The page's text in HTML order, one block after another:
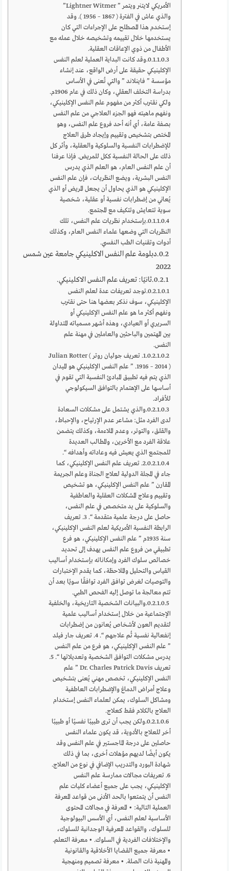
الأمريكي لايتنر ويتمر ” Lightner Witmer”
والذي عاش في الفترة ( 1867 – 1956 ). وقد
إستخدم هذا المصطلح على الإجراءات التي كان
يستخدمها خلال تقييمه وتشخيصه خلال عمله مع
الأطفال من ذوي الإعاقات العقلية.
وقد كانت البداية العملية لعلم النفس
الإكلينيكي حقيقة على أرض الواقع، عند إنشاء
مؤسسة ” فاينلاند ” والتي تُعنى في الأساس
بدراسة التخلف العقلي، وكان ذلك في عام 1906م.
ولكي نقترب أكثر من مفهوم علم النفس الإكلينيكي،
ونفهم ماهيته فهو الجزء العلاجي من علم النفس
بصفة عامة، أي أنه أحد فروع علم النفس، وهو
المختص بتشخيص وتقييم وإيجاد طرق العلاج
للإضطرابات النفسية والسلوكية والعقلية، وأثر كل
ذلك على الحالة النفسية ككل للمريض. فإذا عرفنا
أن علم النفس العام، هو العلم الذي يدرس
النفس البشرية، ويضع النظريات، فإن علم النفس
الإكلينيكي هو الذي يحاول أن يجعل المريض أو الذي
يُعاني من إضطرابات نفسية أو عقلية، شخصية
سوية تتعايش وتتكيف مع المجتمع.
بإستخدام نظريات علم النفس، تلك
النظريات التي وضعها علماء النفس العام، وكذلك
أدوات وتقنيات الطب النفسي.
دبلومة علم النفس الاكلينيكي جامعة عين شمس
2022
ثانيًا: تعريف علم النفس الاكلينيكي.
توجد تعريفات عدة لعلم النفس
الإكلينيكي، سوف نذكر بعضها هنا حتى نقترب
ونفهم أكثر ما هو علم النفس الإكلينيكي أو
السريري أو العيادي، وهذه أشهر مسمياته المتداولة
بين المهتمين والباحثين والعاملين في مهنة علم
النفس.
1. تعريف جوليان روتر Julian Rotter (
1916 – 2014 ). ” علم النفس الإكلينيكي هو الميدان
الذي يتم فيه تطبيق المبادئ النفسية التي تقوم في
أساسها على الإهتمام بالتوافق السيكولوجي
للأفراد.
والذي يشتمل على مشكلات السعادة
لدى الفرد مثل: مشاعر عدم الإرتياح، والإحباط،
والقلق، والتوتر، وعدم الملاءمة، وكذلك يتضمن
علاقة الفرد مع الأخرين، والمطالب العديدة
للمجتمع الذي يعيش فيه وعاداته وأهدافه “.
2. تعريف علم النفس الإكلينيكي، كما
جاء في المجلة الدولية لعلاج الجناة وعلم الجريمة
المقارن ” علم النفس الإكلينيكي، هو تشخيص
وتقييم وعلاج المشكلات العقلية والعاطفية
والسلوكية على يد متخصص في علم النفس،
حاصل على درجة علمية متقدمة “. 3. تعريف
الرابطة النفسية الأمريكية لعلم النفس الإكلينيكي،
سنة 1935م ” علم النفس الإكلينيكي، هو فرع
تطبيقي من فروع علم النفس يهدف إلى تحديد
خصائص سلوك الفرد وإمكاناته بإستخدام أساليب
القياس والتحليل والملاحظة، كما يقدم الإختبارات
والتوصيات لغرض توافق الفرد توافقًا سويًا بعد أن
تتم معالجة ما توصل إليه الفحص الطبي.
والبيانات الشخصية التاريخية، والخلفية
الإجتماعية من خلال إستخدام أساليب علمية
لتقديم العون لأشخاص يُعانون من إضطرابات
إنفعالية نفسية ثُم علاجهم “. 4. تعريف جار فيلد
” علم النفس الإكلينيكي، هو فرع من علم النفس
يدرس مشكلات التوافق الشخصية وتعديلاتها “. 5.
تعريف Dr. Charles Patrick Davis ” علم
النفس الإكلينيكي، تخصص مهني يُعنى بتشخيص
وعلاج أمراض الدماغ والإضطرابات العاطفية
ومشاكل السلوك، يمكن لعلماء النفس إستخدام
العلاج بالكلام فقط كعلاج.
ولكن يجب أن ترى طبيبًا نفسيًا أو طبيبًا
أخر للعلاج بالأدوية، قد يكون علماء النفس
حاصلين على درجة الماجستير في علم النفس وقد
يكون أيضًا لديهم مؤهلات أخرى، بما في ذلك
شهادة البورد والتدريب الإضافي في نوع من العلاج.
6. تعريفات مجالات ممارسة علم النفس
الإكلينيكي، يجب على جميع أعضاء كليات علم
النفس أن يتمتعوا بالحد الأدنى من قواعد المعرفة
العملية التالية: • المعرفة في مجالات المحتوى
الأساسية لعلم النفس، أي الأسس البيولوجية
للسلوك، والقواعد المعرفية الوجدانية للسلوك،
والإختلافات الفردية في السلوك. • معرفة التعلم.
• معرفة جميع القضايا الأخلاقية والقانونية
والمهنية ذات الصلة. • معرفة تصميم ومنهجية